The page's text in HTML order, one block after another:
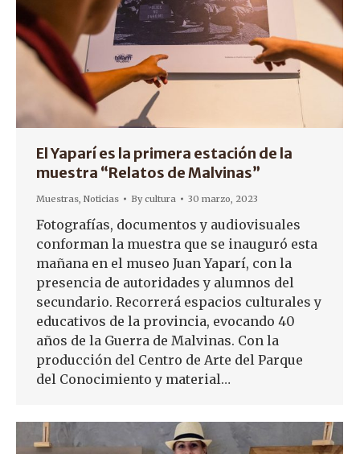
El Yaparí es la primera estación de la
muestra “Relatos de Malvinas”
Muestras, Noticias Bycultura 30 marzo, 2023
Fotografías, documentos y audiovisuales
conforman la muestra que se inauguró esta
mañana en el museo Juan Yaparí, con la
presencia de autoridades y alumnos del
secundario. Recorrerá espacios culturales y
educativos de la provincia, evocando 40
años de la Guerra de Malvinas. Con la
producción del Centro de Arte del Parque
del Conocimiento y material…